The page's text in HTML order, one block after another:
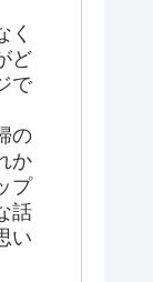
く
ど
で
の
か
プ
話
い